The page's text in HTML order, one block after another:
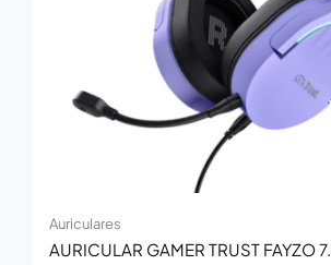
Auriculares
AURICULAR GAMER TRUST FAYZO 7.